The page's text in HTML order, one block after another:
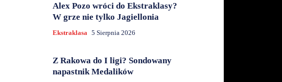
Alex Pozo wróci do Ekstraklasy?
W grze nie tylko Jagiellonia
Ekstraklasa 5 Sierpnia 2026
Z Rakowa do I ligi? Sondowany
napastnik Medalików